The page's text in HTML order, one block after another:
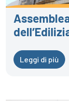
Leggi di più